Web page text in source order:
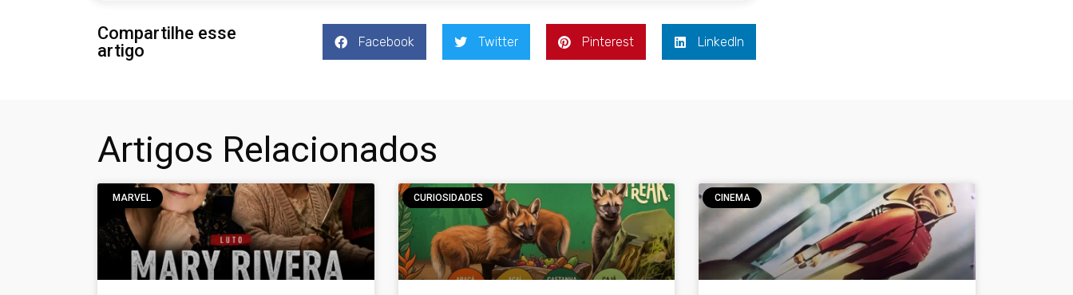
Compartilhe esse
artigo
Facebook Twitter Pinterest LinkedIn
Artigos Relacionados
MARVEL CURIOSIDADES CINEMA